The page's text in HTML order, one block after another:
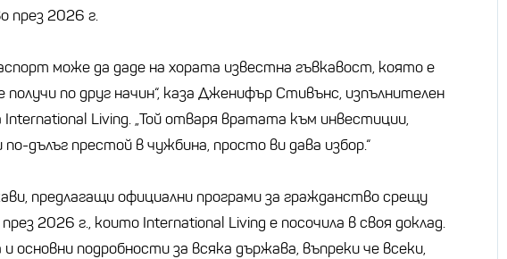
през 2026 г.
може да даде на хората известна гъвкавост, която е
получи по друг начин“, каза Дженифър Стивънс, изпълнителен
International Living. „Той отваря вратата към инвестиции,
дълъг престой в чужбина, просто ви дава избор.“
предлагащи официални програми за гражданство срещу
2026 г., които International Living е посочила в своя доклад.
основни подробности за всяка държава, въпреки че всеки,